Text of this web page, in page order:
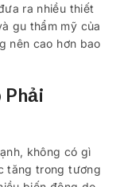
ra nhiều thiết
gu thẩm mỹ của
nên cao hơn bao
Phải
không có gì
tăng trong tương